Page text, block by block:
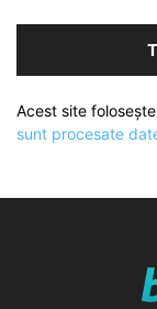
Acest site
sunt procesate